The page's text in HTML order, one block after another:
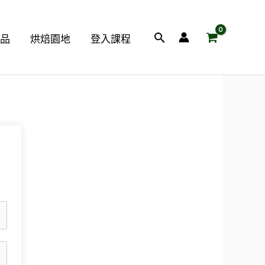
烘焙園地 登入課程
搜